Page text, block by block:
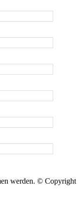
werden. © Copyright